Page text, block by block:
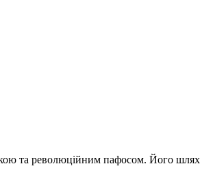
та революційним пафосом. Його шлях